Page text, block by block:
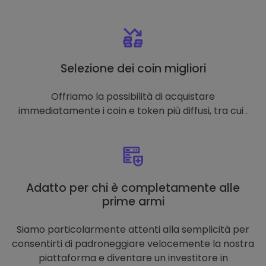
Selezione dei coin migliori
Offriamo la possibilità di acquistare
immediatamente i coin e token più diffusi, tra cui .
Adatto per chi è completamente alle
prime armi
Siamo particolarmente attenti alla semplicità per
consentirti di padroneggiare velocemente la nostra
piattaforma e diventare un investitore in